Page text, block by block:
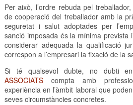
Per això, l’ordre rebuda pel treballador,
de cooperació del treballador amb la
seguretat i salut adoptades per
sanció imposada és la mínima prevista
considerar adequada la qualificació
correspon a l’empresari la fixació de la
Si té qualsevol dubte, no dubti en
ASSOCIATScompta amb
experiència en l’àmbit laboral que
seves circumstàncies concretes.